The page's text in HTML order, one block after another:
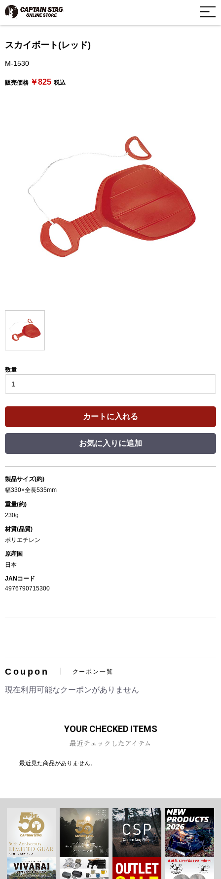
スカイボート(レッド)
M-1530
販売価格 ￥825 税込
数量
カートに入れる
お気に入りに追加
製品サイズ(約)
幅330×全長535mm
重量(約)
230g
材質(品質)
ポリエチレン
原産国
日本
JANコード
4976790715300
Coupon クーポン一覧
現在利用可能なクーポンがありません
YOUR CHECKED ITEMS
最近チェックしたアイテム
最近見た商品がありません。